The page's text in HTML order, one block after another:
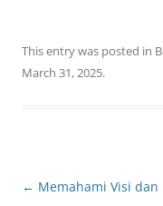
This entry was posted in
March 31, 2025.
Post
← Memahami Visi dan